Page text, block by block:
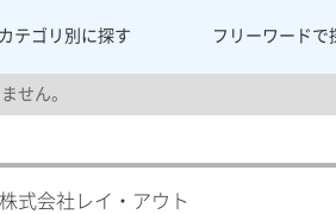
カテゴリ別に探す フリーワードで
せん。
株式会社レイ・アウト